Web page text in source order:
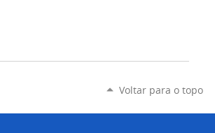
Voltar para o topo